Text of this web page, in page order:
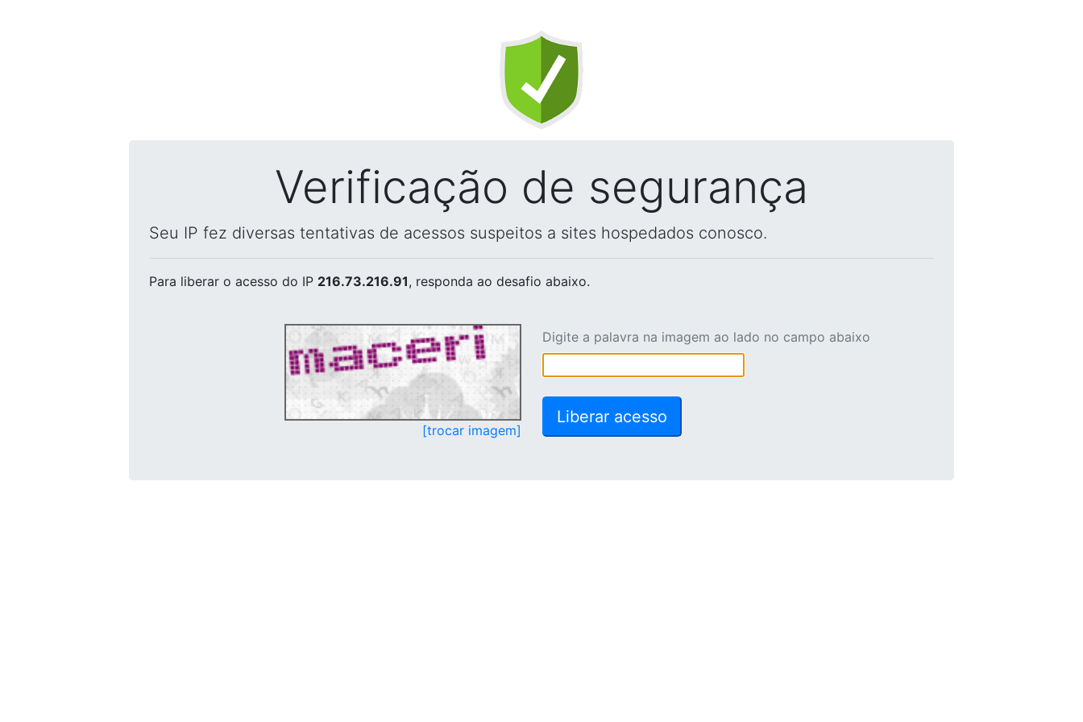
Verificação de segurança
Seu IP fez diversas tentativas de acessos suspeitos a sites hospedados conosco.
Para liberar o acesso do IP 216.73.216.91, responda ao desafio abaixo.
[trocar imagem]
Digite a palavra na imagem ao lado no campo abaixo